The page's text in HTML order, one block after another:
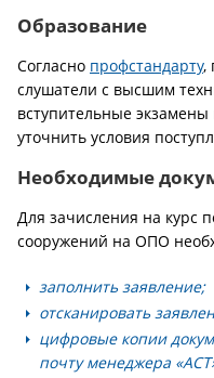
Образование
Согласно профстандарту,
слушатели с высшим
вступительные
уточнить условия
Необходимые
Для зачисления на курс
сооружений на ОПО
заполнить заявление;
отсканировать
цифровые копии
почту менеджера